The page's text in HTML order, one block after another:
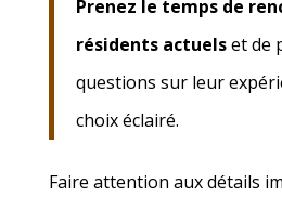
Prenez le temps de
résidents actuelset de
questions sur leur
choix éclairé.
Faire attention aux détails